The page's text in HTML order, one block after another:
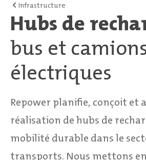
Infrastructure
Hubs de
bus et
électriques
Repower planifie, conçoit et
réalisation de hubs de
mobilité durable dans le
transports. Nous mettons